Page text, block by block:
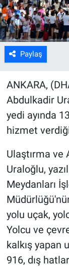
Paylaş
ANKARA,
Abdulkadir
yedi ayında
hizmet
Ulaştırma ve
Uraloğlu,
Meydanları
yolu uçak,
Yolcu ve
kalkış yapan
916, dış
Genel